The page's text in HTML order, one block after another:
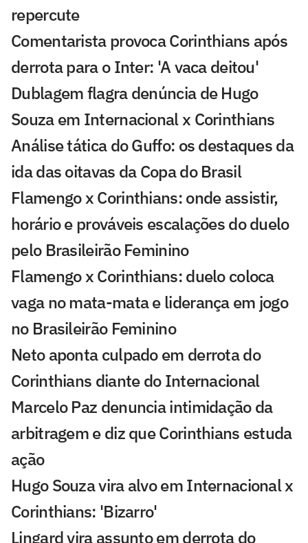
repercute
Comentarista provoca Corinthians após
derrota para o Inter: 'A vaca deitou'
Dublagem flagra denúncia de Hugo
Souza em Internacional x Corinthians
Análise tática do Guffo: os destaques da
ida das oitavas da Copa do Brasil
Flamengo x Corinthians: onde assistir,
horário e prováveis escalações do duelo
pelo Brasileirão Feminino
Flamengo x Corinthians: duelo coloca
vaga no mata-mata e liderança em jogo
no Brasileirão Feminino
Neto aponta culpado em derrota do
Corinthians diante do Internacional
Marcelo Paz denuncia intimidação da
arbitragem e diz que Corinthians estuda
ação
Hugo Souza vira alvo em Internacional x
Corinthians: 'Bizarro'
Lingard vira assunto em derrota do